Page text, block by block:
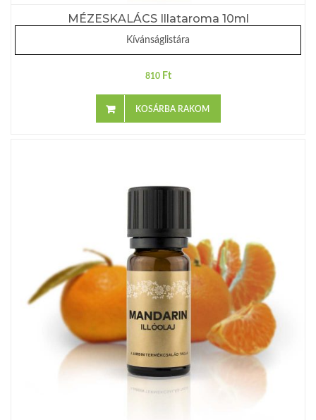
MÉZESKALÁCS Illataroma 10ml
Kívánságlistára
810 Ft
KOSÁRBA RAKOM